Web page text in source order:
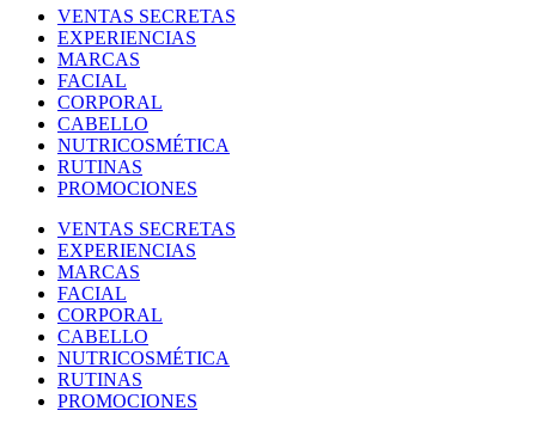
VENTAS SECRETAS
EXPERIENCIAS
MARCAS
FACIAL
CORPORAL
CABELLO
NUTRICOSMÉTICA
RUTINAS
PROMOCIONES
VENTAS SECRETAS
EXPERIENCIAS
MARCAS
FACIAL
CORPORAL
CABELLO
NUTRICOSMÉTICA
RUTINAS
PROMOCIONES